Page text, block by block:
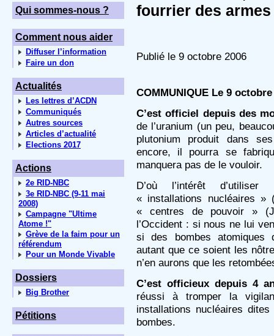
Qui sommes-nous ?
Comment nous aider
Diffuser l’information
Faire un don
Actualités
Les lettres d’ACDN
Communiqués
Autres sources
Articles d’actualité
Elections 2017
Actions
2e RID-NBC
3e RID-NBC (9-11 mai
2008)
Campagne "Ultime
Atome !"
Grève de la faim pour un
référendum
Pour un Monde Vivable
Dossiers
Big Brother
Pétitions
fourrier des
Publié le 9 octobre 2006
COMMUNIQUE Le 9 octobre
C’est officiel depuis des
de l’uranium (un peu,
plutonium produit dans
encore, il pourra se
manquera pas de le vouloir.
D’où l’intérêt d’utiliser
« installations nucléaires »
« centres de pouvoir »
l’Occident : si nous ne lui
si des bombes atomiques
autant que ce soient les
n’en aurons que les
C’est officieux depuis 4
réussi à tromper la
installations nucléaires
bombes.